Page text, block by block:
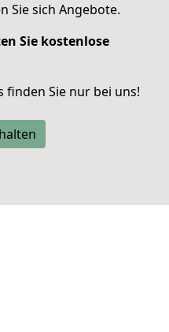
Sie sich Angebote.
Sie kostenlose
finden Sie nur bei uns!